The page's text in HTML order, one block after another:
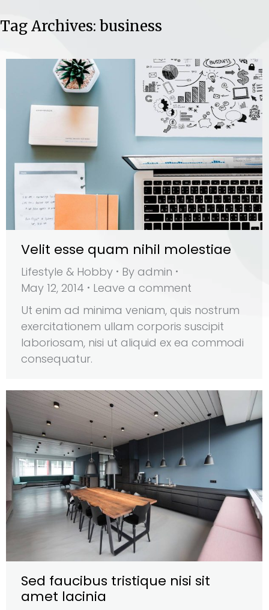
Tag Archives: business
Velit esse quam nihil molestiae
Lifestyle & Hobby By admin
May 12, 2014
Leave a comment
Ut enim ad minima veniam, quis nostrum
exercitationem ullam corporis suscipit
laboriosam, nisi ut aliquid ex ea commodi
consequatur.
Sed faucibus tristique nisi sit
amet lacinia